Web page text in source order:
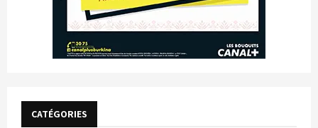
CATÉGORIES